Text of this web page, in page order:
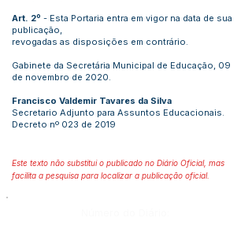
Art. 2º - Esta Portaria entra em vigor na data de sua
publicação,
revogadas as disposições em contrário.
Gabinete da Secretária Municipal de Educação, 09
de novembro de 2020.
Francisco Valdemir Tavares da Silva
Secretario Adjunto para Assuntos Educacionais.
Decreto nº 023 de 2019
Este texto não substitui o publicado no Diário Oficial, mas
facilita a pesquisa para localizar a publicação oficial.